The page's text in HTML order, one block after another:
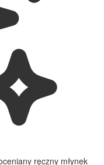
ręczny młynek